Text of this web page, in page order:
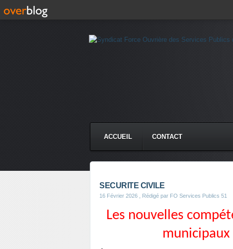
ACCUEIL CONTACT
SECURITE CIVILE
16 Février 2026 , Rédigé par FO Services Publics 51
Les nouvelles
municipaux